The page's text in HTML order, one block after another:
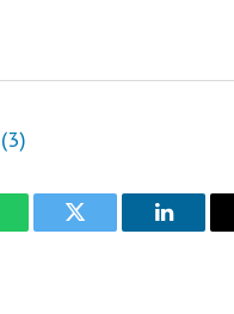
Twitter